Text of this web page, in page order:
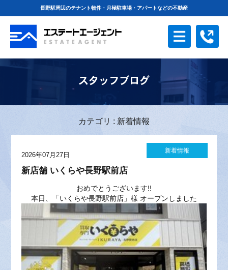
長野駅周辺のテナント物件・月極駐車場・アパートなどの不動産
スタッフブログ
カテゴリ : 新着情報
2026年07月27日
新店舗 いくらや長野駅前店
おめでとうございます!!
本日、「いくらや長野駅前店」様 オープンしました
新着情報
賃貸物件を探す
月極駐車場を探す 売買物件を探す
スタッフブログ
会社案内
お問合わせ リンク集